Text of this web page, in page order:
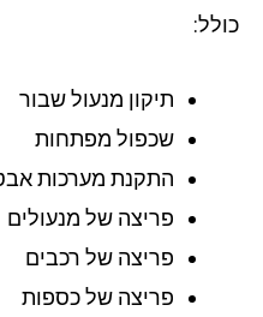
תיקון מנעול שבור
שכפול מפתחות
התקנת מערכות אבטחה
פריצה של מנעולים
פריצה של רכבים
פריצה של כספות